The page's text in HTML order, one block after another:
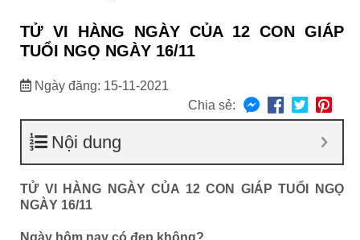
TỬ VI HÀNG NGÀY CỦA 12 CON GIÁP
TUỔI NGỌ NGÀY 16/11
Ngày đăng: 15-11-2021
Chia sẻ:
Nội dung
TỬ VI HÀNG NGÀY CỦA 12 CON GIÁP TUỔI NGỌ
NGÀY 16/11
Ngày hôm nay có đẹp không?